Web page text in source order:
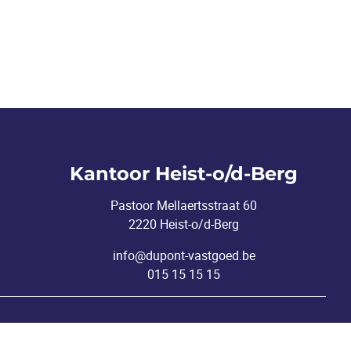
Kantoor Heist-o/d-Berg
Pastoor Mellaertsstraat 60
2220 Heist-o/d-Berg
info@dupont-vastgoed.be
015 15 15 15